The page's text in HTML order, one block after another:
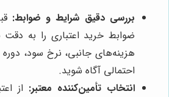
بررسی دقیق شرایط و ضوابط:
ضوابط خرید اعتباری را به دقت
هزینه‌های جانبی، نرخ سود،
احتمالی آگاه شوید.
انتخاب تأمین‌کننده معتبر: از